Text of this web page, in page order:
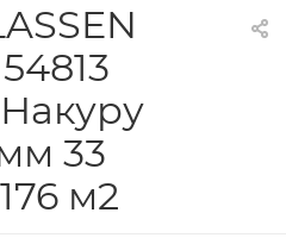
33
м2